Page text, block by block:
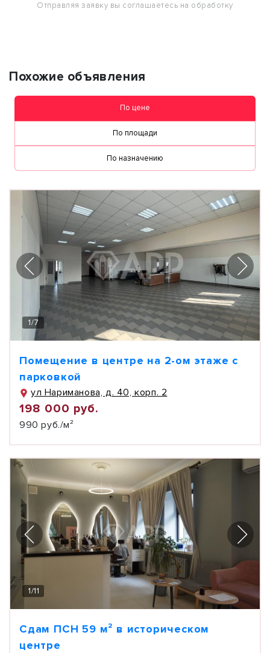
Отправляя заявку вы соглашаетесь на обработку
Похожие объявления
По цене
По площади
По назначению
1/7
Помещение в центре на 2-ом этаже с
парковкой
ул Нариманова, д. 40, корп. 2
198 000 руб.
990 руб./м²
1/11
Сдам ПСН 59 м² в историческом
центре